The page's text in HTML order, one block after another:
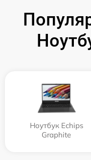
Ноутбук Echips
Graphite